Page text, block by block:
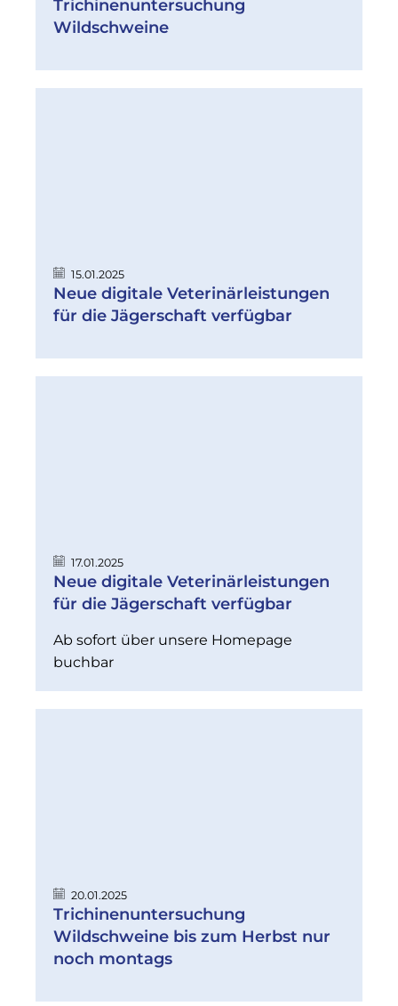
Trichinenuntersuchung
Wildschweine
15.01.2025
Neue digitale Veterinärleistungen
für die Jägerschaft verfügbar
17.01.2025
Neue digitale Veterinärleistungen
für die Jägerschaft verfügbar
Ab sofort über unsere Homepage
buchbar
20.01.2025
Trichinenuntersuchung
Wildschweine bis zum Herbst nur
noch montags